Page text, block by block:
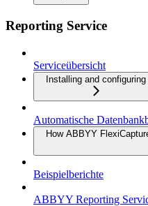
Reporting Service
Serviceübersicht
Installing and configuring
Automatische
How ABBYY
Beispielberichte
ABBYY Reporting